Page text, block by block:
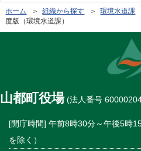
ホーム ＞組織から探す ＞環境水道課
度版（環境水道課）
山都町役場(法人番号
[開庁時間] 午前8時30分～午後5時
を除く）